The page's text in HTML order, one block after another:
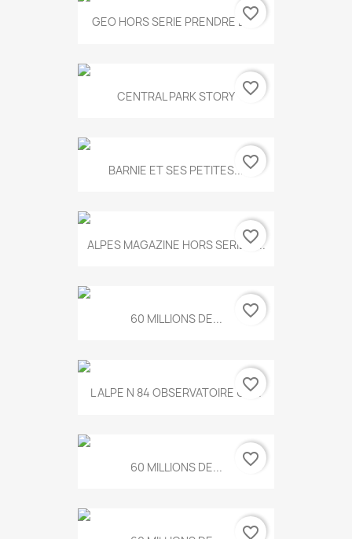
GEO HORS SERIE PRENDRE LE...
favorite_border
CENTRAL PARK STORY favorite_border
BARNIE ET SES PETITES...favorite_border
ALPES MAGAZINE HORS SERIE N...
favorite_border
60 MILLIONS DE... favorite_border
L ALPE N 84 OBSERVATOIRE UN...
favorite_border
60 MILLIONS DE... favorite_border
favorite_border